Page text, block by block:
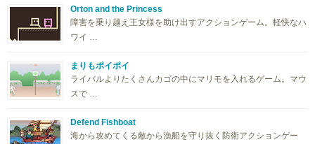
Orton and the Princess
障害を乗り越え王女様を助け出すアクションゲーム。軽快なハ
ワイ …
まりもポイポイ
ライバルよりたくさんカゴの中にマリモを入れるゲーム。マウ
スで …
Defend Fishboat
海から攻めてくる敵から漁船を守り抜く防衛アクションゲー